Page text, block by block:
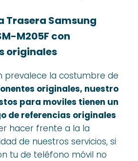
Trasera Samsung
M205F con
originales
prevalece la costumbre de
originales, nuestro
para moviles tienen un
de referencias originales
hacer frente a la la
de nuestros servicios, si
tu de teléfono móvil no